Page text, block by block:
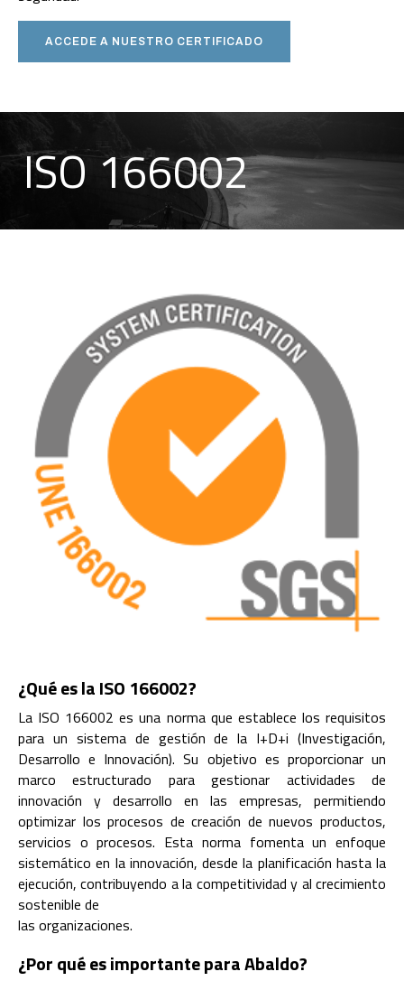
ACCEDE A NUESTRO CERTIFICADO
ISO 166002
¿Qué es la ISO 166002?
La ISO 166002 es una norma que establece los requisitos
para un sistema de gestión de la I+D+i (Investigación,
Desarrollo e Innovación). Su objetivo es proporcionar un
marco estructurado para gestionar actividades de
innovación y desarrollo en las empresas, permitiendo
optimizar los procesos de creación de nuevos productos,
servicios o procesos. Esta norma fomenta un enfoque
sistemático en la innovación, desde la planificación hasta la
ejecución, contribuyendo a la competitividad y al crecimiento
sostenible de
las organizaciones.
¿Por qué es importante para Abaldo?